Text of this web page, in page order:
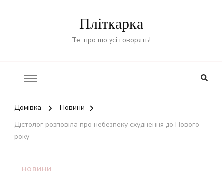
Пліткарка
Те, про що усі говорять!
Домівка
Новини
Дієтолог розповіла про небезпеку схуднення до Нового
року
НОВИНИ